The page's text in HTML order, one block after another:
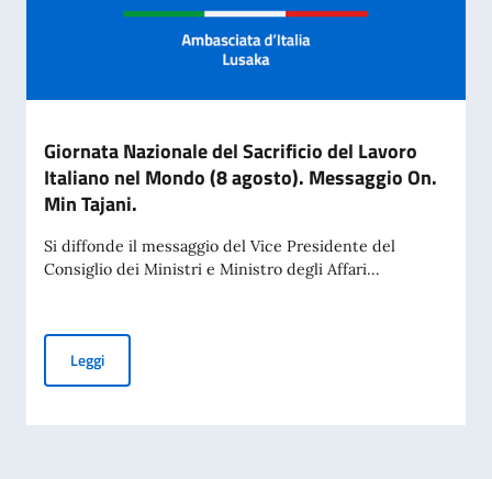
Giornata Nazionale del Sacrificio del Lavoro
Italiano nel Mondo (8 agosto). Messaggio On.
Min Tajani.
Si diffonde il messaggio del Vice Presidente del
Consiglio dei Ministri e Ministro degli Affari...
LeggiGiornata Nazionale del Sacrificio del Lavoro Italiano nel